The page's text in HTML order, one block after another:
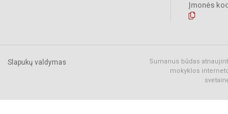
Įmonės
Slapukų valdymas
Sumanus būdas
mokyklos